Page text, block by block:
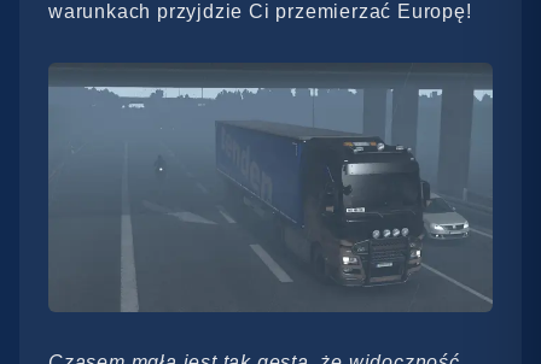
warunkach przyjdzie Ci przemierzać Europę!